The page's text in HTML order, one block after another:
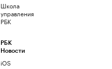
Школа
управления
РБК
РБК
Новости
iOS